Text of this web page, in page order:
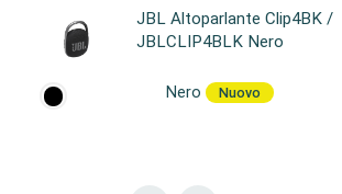
JBL Altoparlante Clip4BK /
JBLCLIP4BLK Nero
Nero Nuovo